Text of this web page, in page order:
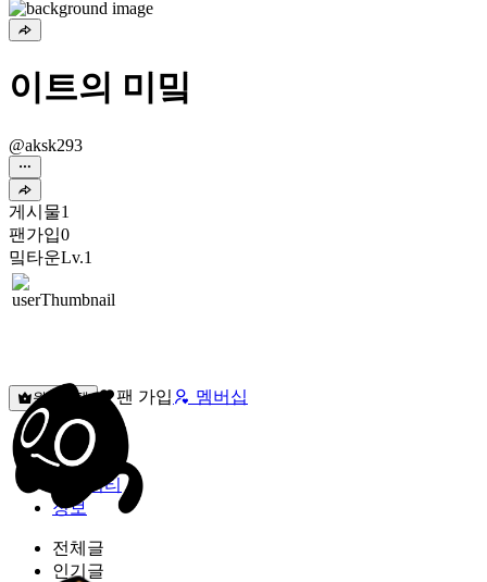
이트의 미밐
@aksk293
게시물1
팬가입0
밐타운Lv.1
원픽선택 팬 가입 멤버십
밐타운
피드
커뮤니티
정보
전체글
인기글